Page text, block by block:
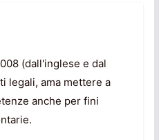
(dall'inglese e dal
legali, ama mettere a
anche per fini